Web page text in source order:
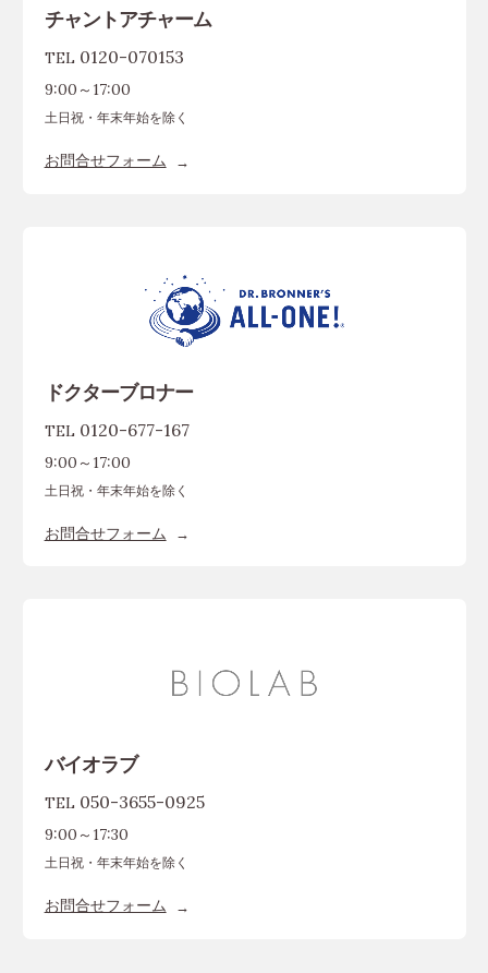
チャントアチャーム
TEL 0120-070153
9:00～17:00
土日祝・年末年始を除く
お問合せフォーム
ドクターブロナー
TEL 0120-677-167
9:00～17:00
土日祝・年末年始を除く
お問合せフォーム
バイオラブ
TEL 050-3655-0925
9:00～17:30
土日祝・年末年始を除く
お問合せフォーム